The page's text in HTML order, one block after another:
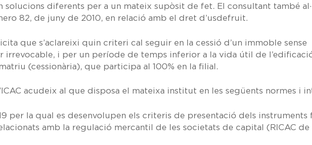
solucions diferents per a un mateix supòsit de fet. El consultant també
82, de juny de 2010, en relació amb el dret d’usdefruit.
que s’aclareixi quin criteri cal seguir en la cessió d’un immoble sense
irrevocable, i per un període de temps inferior a la vida útil de
(cessionària), que participa al 100% en la filial.
acudeix al que disposa el mateixa institut en les següents normes i
per la qual es desenvolupen els criteris de presentació dels instruments
amb la regulació mercantil de les societats de capital (RICAC de